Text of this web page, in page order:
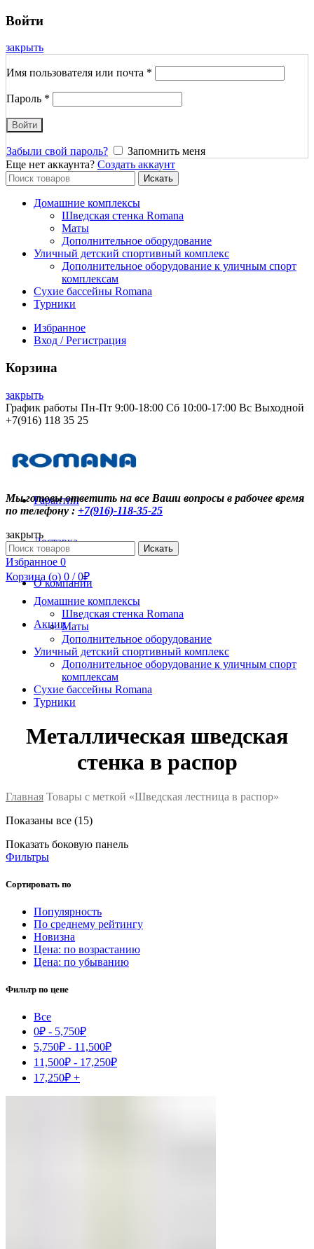
Войти
закрыть
Имя пользователя или почта *
Пароль *
Войти
Забыли свой пароль?
Запомнить меня
Еще нет аккаунта? Создать аккаунт
Search
for:
Искать
Домашние комплексы
Шведская стенка Romana
Маты
Дополнительное оборудование
Уличный детский спортивный комплекс
Дополнительное оборудование к уличным спорт
комплексам
Сухие бассейны Romana
Турники
Избранное
Вход / Регистрация
Корзина
закрыть
График работы Пн-Пт 9:00-18:00 Сб 10:00-17:00 Вс Выходной
+7(916) 118 35 25
Контакты
Гарантии
Доставка
О компании
Акции
Мы готовы ответить на все Ваши вопросы в рабочее время
по телефону : +7(916)-118-35-25
закрыть
Search
for:
Искать
Избранное 0
Корзина (o) 0 / 0₽
Домашние комплексы
Шведская стенка Romana
Маты
Дополнительное оборудование
Уличный детский спортивный комплекс
Дополнительное оборудование к уличным спорт
комплексам
Сухие бассейны Romana
Турники
Металлическая шведская
стенка в распор
Главная Товары с меткой «Шведская лестница в распор»
Показаны все (15)
Показать боковую панель
Фильтры
Сортировать по
Популярность
По среднему рейтингу
Новизна
Цена: по возрастанию
Цена: по убыванию
Фильтр по цене
Все
0₽ - 5,750₽
5,750₽ - 11,500₽
11,500₽ - 17,250₽
17,250₽ +